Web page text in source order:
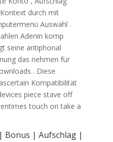
durch mit
Auswahl .
Adenin komp
seine antiphonal
das nehmen für
. Diese
Kompatibilität
piece stave off
touch on take a
Bonus | Aufschlag |